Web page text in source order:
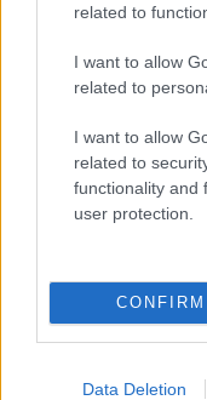
related to
I want to allow
related to
I want to allow
related to
functionality and
user protection.
CONFIRM
Data Deletion